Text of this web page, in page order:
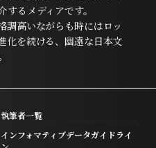
るメディアです。
調高いながらも時にはロッ
化を続ける、幽遠な日本文
執筆者一覧
インフォマティブデータガイドライ